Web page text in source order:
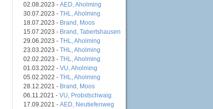
02.08.2023 - AED, Aholming
30.07.2023 - THL, Aholming
18.07.2023 - Brand, Moos
15.07.2023 - Brand, Tabertshausen
29.06.2023 - THL, Aholming
23.03.2023 - THL, Aholming
02.02.2023 - THL, Aholming
01.03.2022 - VU, Aholming
05.02.2022 - THL, Aholming
28.12.2021 - Brand, Moos
06.11.2021 - VU, Probstschwaig
17.09.2021 - AED, Neutiefenweg